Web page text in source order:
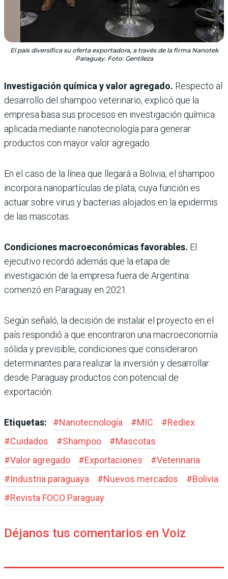
El país diversifica su oferta exportadora, a través de la firma Nanotek
Paraguay. Foto: Gentileza
Investigación química y valor agregado. Respecto al
desarrollo del shampoo veterinario, explicó que la
empresa basa sus procesos en investigación química
aplicada mediante nanotecnología para generar
productos con mayor valor agregado.
En el caso de la línea que llegará a Bolivia, el shampoo
incorpora nanopartículas de plata, cuya función es
actuar sobre virus y bacterias alojados en la epidermis
de las mascotas.
Condiciones macroeconómicas favorables. El
ejecutivo recordó además que la etapa de
investigación de la empresa fuera de Argentina
comenzó en Paraguay en 2021.
Según señaló, la decisión de instalar el proyecto en el
país respondió a que encontraron una macroeconomía
sólida y previsible, condiciones que consideraron
determinantes para realizar la inversión y desarrollar
desde Paraguay productos con potencial de
exportación.
Etiquetas: #Nanotecnología #MIC #Rediex
#Cuidados #Shampoo #Mascotas
#Valor agregado #Exportaciones #Veterinaria
#Industria paraguaya #Nuevos mercados #Bolivia
#Revista FOCO Paraguay
Déjanos tus comentarios en Voiz